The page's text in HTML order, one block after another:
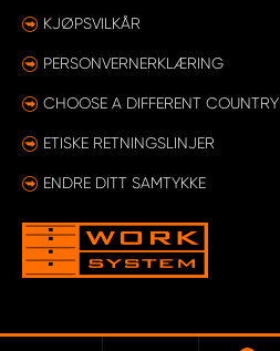
KJØPSVILKÅR
PERSONVERNERKLÆRING
CHOOSE A DIFFERENT COUNTRY
ETISKE RETNINGSLINJER
ENDRE DITT SAMTYKKE